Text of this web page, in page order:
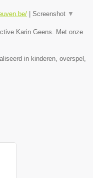
Screenshot ▼
Karin Geens. Met onze
in kinderen, overspel,